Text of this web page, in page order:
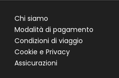
Chi siamo
Modalità di pagamento
Condizioni di viaggio
Cookie e Privacy
Assicurazioni